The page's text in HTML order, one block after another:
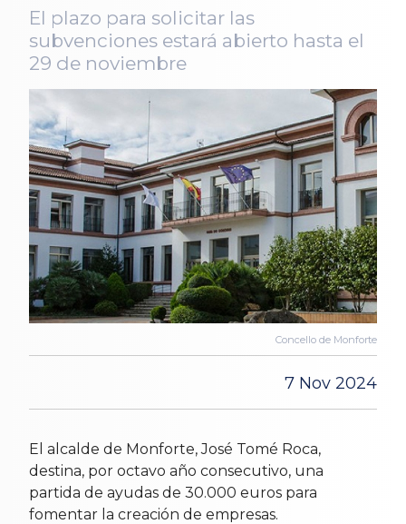
El plazo para solicitar las
subvenciones estará abierto hasta el
29 de noviembre
Concello de Monforte
7 Nov 2024
El alcalde de Monforte, José Tomé Roca,
destina, por octavo año consecutivo, una
partida de ayudas de 30.000 euros para
fomentar la creación de empresas.